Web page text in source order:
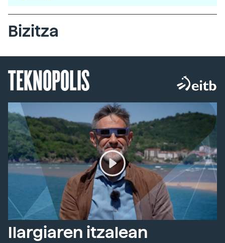
Bizitza
TEKNOPOLIS
Ilargiaren itzalean